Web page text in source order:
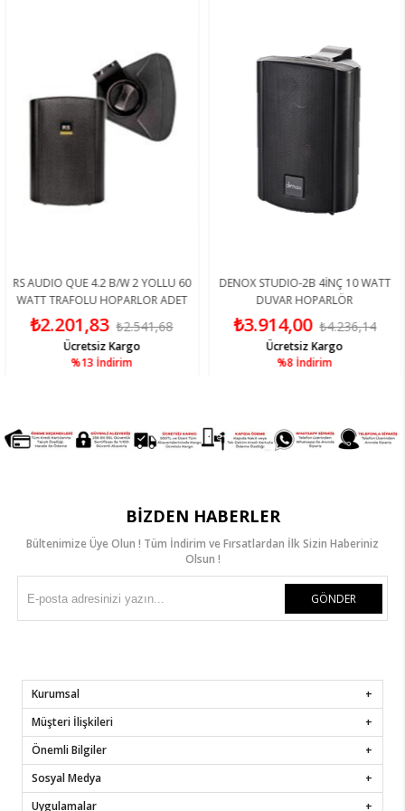
RS AUDIO QUE 4.2 B/W 2 YOLLU 60
WATT TRAFOLU HOPARLOR ADET
FİYAT
₺2.201,83 ₺2.541,68
%13İndirim
Ücretsiz Kargo
DENOX STUDIO-2B 4İNÇ 10 WATT
DUVAR HOPARLÖR
₺3.914,00 ₺4.236,14
%8İndirim
Ücretsiz Kargo
BIZDEN HABERLER
Bültenimize Üye Olun ! Tüm İndirim ve Fırsatlardan İlk Sizin Haberiniz
Olsun !
GÖNDER
Kurumsal
Müşteri İlişkileri
Önemli Bilgiler
Sosyal Medya
Uygulamalar